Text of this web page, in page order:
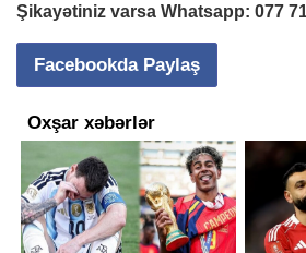
Şikayətiniz varsa Whatsapp: 077
Facebookda Paylaş
Oxşar xəbərlər